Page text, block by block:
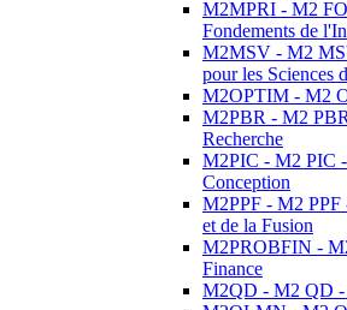
M2MPRI - M2
Fondements de
M2MSV - M2
pour les Sciences
M2OPTIM - M2
M2PBR - M2
Recherche
M2PIC - M2 PIC
Conception
M2PPF - M2 PPF
et de la Fusion
M2PROBFIN -
Finance
M2QD - M2 QD -